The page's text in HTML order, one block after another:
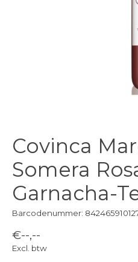
Covinca
Somera
Garnacha-
Barcodenummer:
€--,--
Excl. btw